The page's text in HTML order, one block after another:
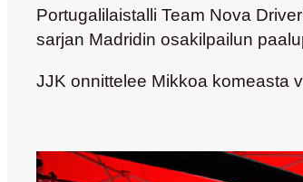
Portugalilaistalli Team Nova
sarjan Madridin osakilpailun
JJK onnittelee Mikkoa komeasta